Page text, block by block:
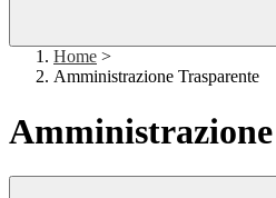
Home >
Amministrazione Trasparente